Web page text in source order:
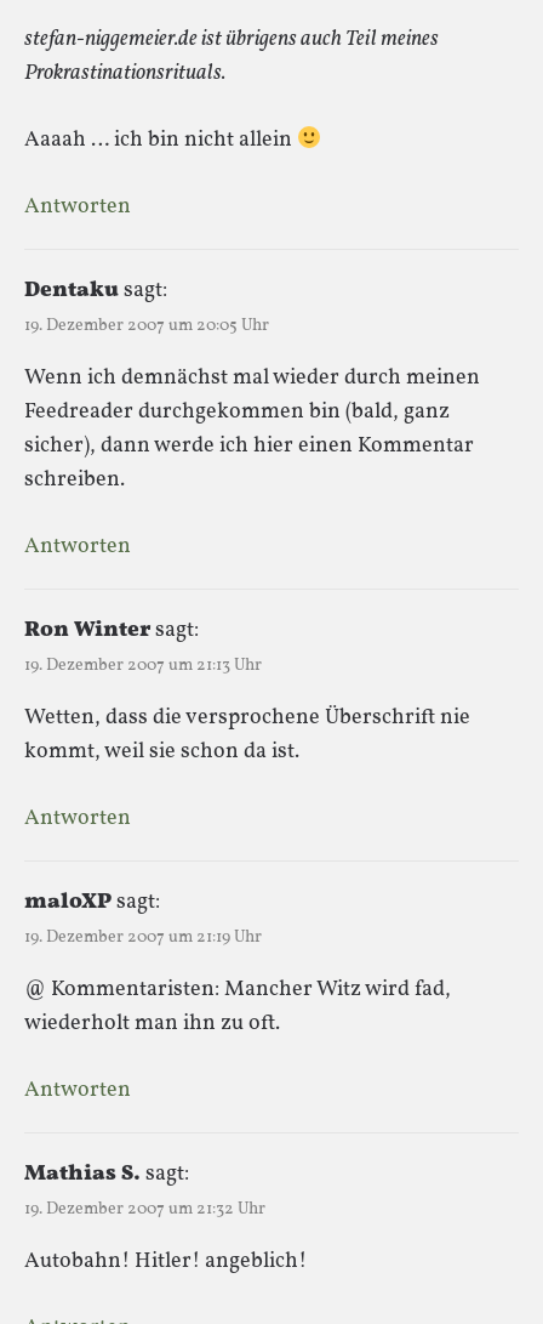
stefan-niggemeier.de ist übrigens auch Teil meines
Prokrastinationsrituals.
Aaaah … ich bin nicht allein
Antworten
Dentakusagt:
19. Dezember 2007 um 20:05 Uhr
Wenn ich demnächst mal wieder durch meinen
Feedreader durchgekommen bin (bald, ganz
sicher), dann werde ich hier einen Kommentar
schreiben.
Antworten
Ron Wintersagt:
19. Dezember 2007 um 21:13 Uhr
Wetten, dass die versprochene Überschrift nie
kommt, weil sie schon da ist.
Antworten
maloXPsagt:
19. Dezember 2007 um 21:19 Uhr
@ Kommentaristen: Mancher Witz wird fad,
wiederholt man ihn zu oft.
Antworten
Mathias S. sagt:
19. Dezember 2007 um 21:32 Uhr
Autobahn! Hitler! angeblich!